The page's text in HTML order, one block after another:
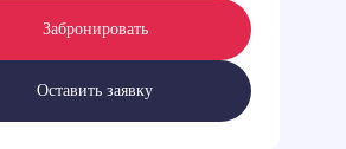
Забронировать
Оставить заявку